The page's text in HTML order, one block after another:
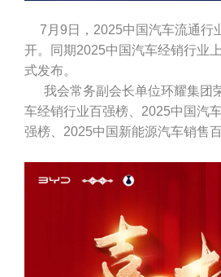
7月9日，2025中国汽车流通行
开。同期2025中国汽车经销行业
式发布。
我会常务副会长单位环耀集团
车经销行业百强榜、2025中国汽
强榜、2025中国新能源汽车销售百